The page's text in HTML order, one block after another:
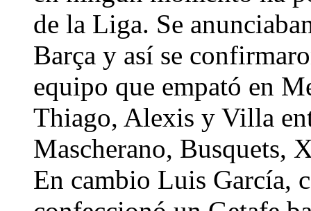
de la Liga. Se
Barça y así se
equipo que empató en
Thiago, Alexis y Villa
Mascherano, Busquets,
En cambio Luis García,